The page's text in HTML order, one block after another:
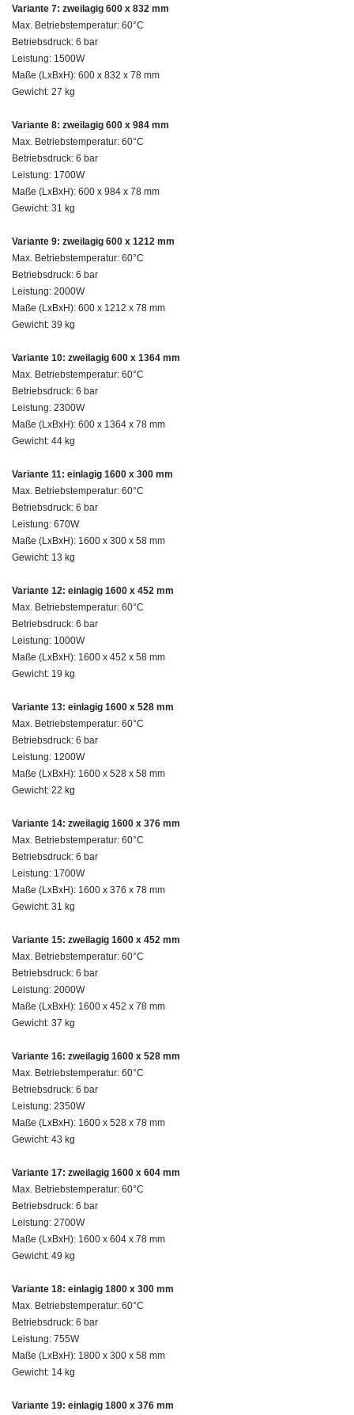
Variante 7: zweilagig 600 x 832 mm
Max. Betriebstemperatur: 60°C
Betriebsdruck: 6 bar
Leistung: 1500W
Maße (LxBxH): 600 x 832 x 78 mm
Gewicht: 27 kg
Variante 8: zweilagig 600 x 984 mm
Max. Betriebstemperatur: 60°C
Betriebsdruck: 6 bar
Leistung: 1700W
Maße (LxBxH): 600 x 984 x 78 mm
Gewicht: 31 kg
Variante 9: zweilagig 600 x 1212 mm
Max. Betriebstemperatur: 60°C
Betriebsdruck: 6 bar
Leistung: 2000W
Maße (LxBxH): 600 x 1212 x 78 mm
Gewicht: 39 kg
Variante 10: zweilagig 600 x 1364 mm
Max. Betriebstemperatur: 60°C
Betriebsdruck: 6 bar
Leistung: 2300W
Maße (LxBxH): 600 x 1364 x 78 mm
Gewicht: 44 kg
Variante 11: einlagig 1600 x 300 mm
Max. Betriebstemperatur: 60°C
Betriebsdruck: 6 bar
Leistung: 670W
Maße (LxBxH): 1600 x 300 x 58 mm
Gewicht: 13 kg
Variante 12: einlagig 1600 x 452 mm
Max. Betriebstemperatur: 60°C
Betriebsdruck: 6 bar
Leistung: 1000W
Maße (LxBxH): 1600 x 452 x 58 mm
Gewicht: 19 kg
Variante 13: einlagig 1600 x 528 mm
Max. Betriebstemperatur: 60°C
Betriebsdruck: 6 bar
Leistung: 1200W
Maße (LxBxH): 1600 x 528 x 58 mm
Gewicht: 22 kg
Variante 14: zweilagig 1600 x 376 mm
Max. Betriebstemperatur: 60°C
Betriebsdruck: 6 bar
Leistung: 1700W
Maße (LxBxH): 1600 x 376 x 78 mm
Gewicht: 31 kg
Variante 15: zweilagig 1600 x 452 mm
Max. Betriebstemperatur: 60°C
Betriebsdruck: 6 bar
Leistung: 2000W
Maße (LxBxH): 1600 x 452 x 78 mm
Gewicht: 37 kg
Variante 16: zweilagig 1600 x 528 mm
Max. Betriebstemperatur: 60°C
Betriebsdruck: 6 bar
Leistung: 2350W
Maße (LxBxH): 1600 x 528 x 78 mm
Gewicht: 43 kg
Variante 17: zweilagig 1600 x 604 mm
Max. Betriebstemperatur: 60°C
Betriebsdruck: 6 bar
Leistung: 2700W
Maße (LxBxH): 1600 x 604 x 78 mm
Gewicht: 49 kg
Variante 18: einlagig 1800 x 300 mm
Max. Betriebstemperatur: 60°C
Betriebsdruck: 6 bar
Leistung: 755W
Maße (LxBxH): 1800 x 300 x 58 mm
Gewicht: 14 kg
Variante 19: einlagig 1800 x 376 mm